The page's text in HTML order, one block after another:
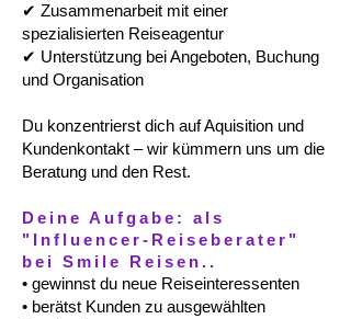
✔ Zusammenarbeit mit einer
spezialisierten Reiseagentur
✔ Unterstützung bei Angeboten, Buchung
und Organisation
Du konzentrierst dich auf Aquisition und
Kundenkontakt – wir kümmern uns um die
Beratung und den Rest.
Deine Aufgabe: als
"Influencer-Reiseberater"
bei Smile Reisen..
• gewinnst du neue Reiseinteressenten
• berätst Kunden zu ausgewählten